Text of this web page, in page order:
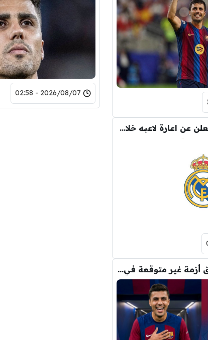
2026/08/07 - 02:58
صور .. ريال مدريد سيعلن عن اعارة لاعبه خلال ساعات
صفقة رودري قد تخلق أزمة غير متوقعة في برشلونة